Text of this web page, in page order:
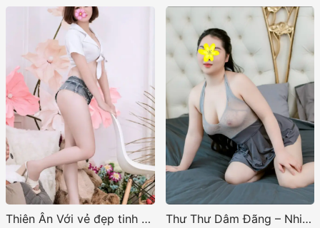
Thiên Ân Với vẻ đẹp tinh khôi và thân hình quyến rũ
Thư Thư Dâm Đãng – Nhiệt Tình Phục Vụ AE Hết Mình